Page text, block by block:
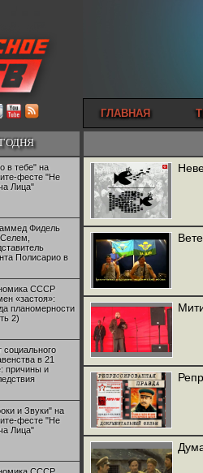
ГЛАВНАЯ
в тебе" на
фесте "Не
Лица"
Фидель
Полисарио в
СССР
«застоя»:
планомерности
2)
социального
в 21
причины и
и Звуки" на
фесте "Не
Лица"